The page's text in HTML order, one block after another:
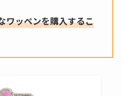
ワッペンを購入するこ